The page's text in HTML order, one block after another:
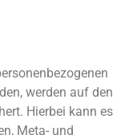
werden auf den
Hierbei kann es
Meta- und